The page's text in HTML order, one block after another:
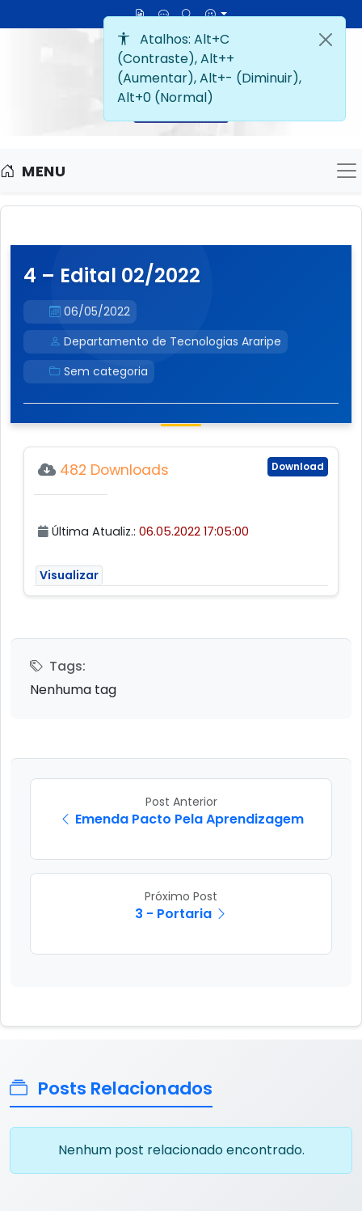
MENU
4 – Edital 02/2022
06/05/2022
Departamento de Tecnologias Araripe
Sem categoria
Download
482 Downloads
Última Atualiz.: 06.05.2022 17:05:00
Visualizar
Tags:
Nenhuma tag
Post Anterior
Emenda Pacto Pela Aprendizagem
Próximo Post
3 - Portaria
Posts Relacionados
Nenhum post relacionado encontrado.